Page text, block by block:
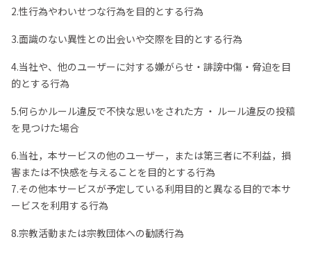
2.性行為やわいせつな行為を目的とする行為
3.面識のない異性との出会いや交際を目的とする行為
4.当社や、他のユーザーに対する嫌がらせ・誹謗中傷・脅迫を目
的とする行為
5.何らかルール違反で不快な思いをされた方 ・ ルール違反の投稿
を見つけた場合
6.当社，本サービスの他のユーザー，または第三者に不利益，損
害または不快感を与えることを目的とする行為
7.その他本サービスが予定している利用目的と異なる目的で本サ
ービスを利用する行為
8.宗教活動または宗教団体への勧誘行為